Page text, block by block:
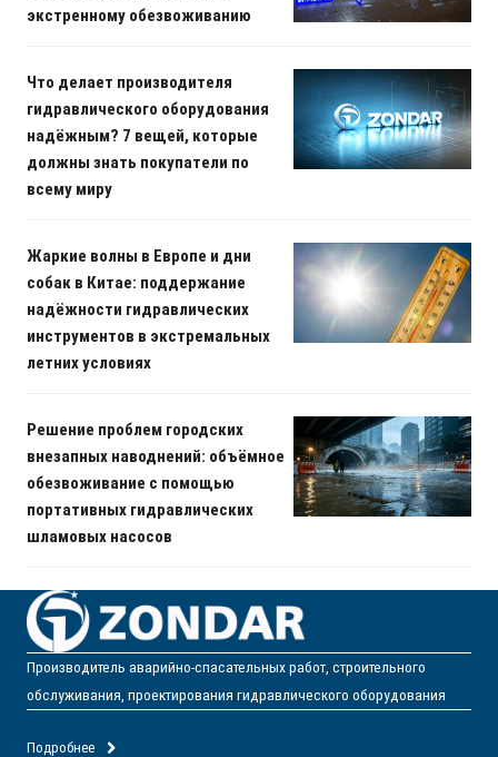
экстренному обезвоживанию
Что делает производителя
гидравлического оборудования
надёжным? 7 вещей, которые
должны знать покупатели по
всему миру
Жаркие волны в Европе и дни
собак в Китае: поддержание
надёжности гидравлических
инструментов в экстремальных
летних условиях
Решение проблем городских
внезапных наводнений: объёмное
обезвоживание с помощью
портативных гидравлических
шламовых насосов
Производитель аварийно-спасательных работ, строительного
обслуживания, проектирования гидравлического оборудования
Подробнее